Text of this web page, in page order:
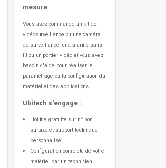
mesure
Vous avez commandé un kit de
vidéosurveillance ou une caméra
de surveillance, une alarme sans
fil ou un portier vidéo et vous avez
besoin d'aide pour réaliser le
paramétrage ou la configuration du
matériel et des applications.
Ubitech s'engage :
Hotline gratuite sur n° non
surtaxé et support technique
personnalisé
Configuration complète de votre
matériel par un technicien